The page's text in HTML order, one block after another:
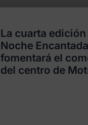
La cuarta edición
Noche Encantada
fomentará el
del centro de